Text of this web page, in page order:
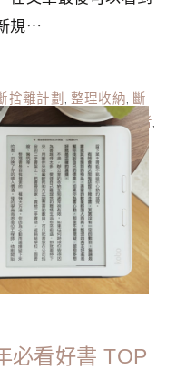
規⋯
捨離計劃, 整理收納, 斷
斷捨離,極簡,極簡主義者,
閱讀器
必看好書 TOP